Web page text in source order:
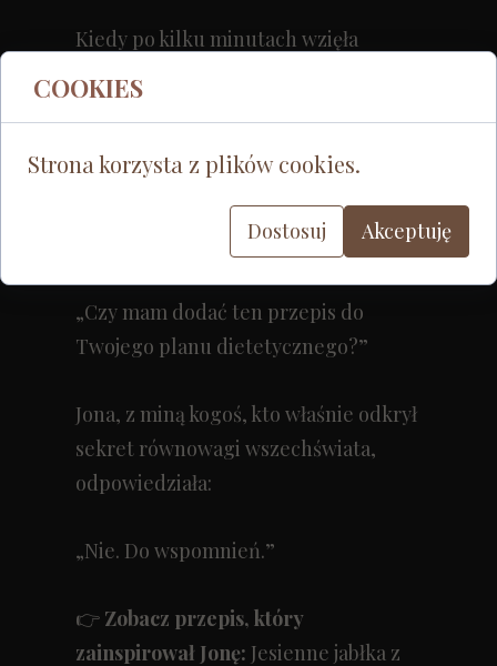
Kiedy po kilku minutach wzięła
pierwszą łyżkę, świat się zatrzymał.
ciepłe i absolutnie doskonałe.
System zasygnalizował:
„Czy mam dodać ten przepis do
Twojego planu dietetycznego?”
Jona, z miną kogoś, kto właśnie odkrył
sekret równowagi wszechświata,
odpowiedziała:
„Nie. Do wspomnień.”
👉 Zobacz przepis, który
zainspirował Jonę: Jesienne jabłka z
COOKIES
Strona korzysta z plików cookies.
Dostosuj Akceptuję